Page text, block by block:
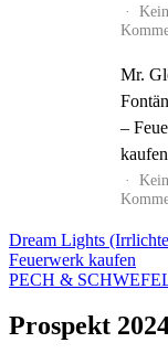
Mr.
–
kaufen
Beitrags-
Navigation
Dream Lights
Feuerwerk kaufen
PECH &
Prospekt